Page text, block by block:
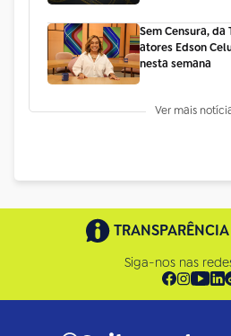
Sem Censura, da
atores Edson
nesta semana
Ver mais
TRANSPARÊNCIA
Siga-nos nas